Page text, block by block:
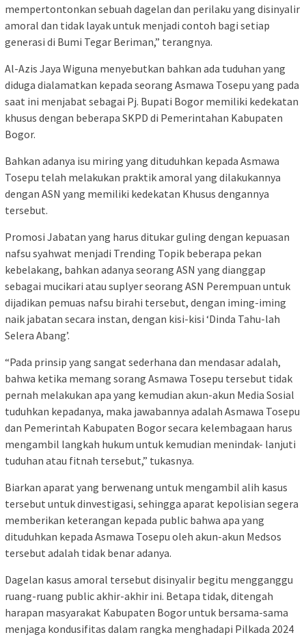
mempertontonkan sebuah dagelan dan perilaku yang disinyalir
amoral dan tidak layak untuk menjadi contoh bagi setiap
generasi di Bumi Tegar Beriman,” terangnya.
Al-Azis Jaya Wiguna menyebutkan bahkan ada tuduhan yang
diduga dialamatkan kepada seorang Asmawa Tosepu yang pada
saat ini menjabat sebagai Pj. Bupati Bogor memiliki kedekatan
khusus dengan beberapa SKPD di Pemerintahan Kabupaten
Bogor.
Bahkan adanya isu miring yang dituduhkan kepada Asmawa
Tosepu telah melakukan praktik amoral yang dilakukannya
dengan ASN yang memiliki kedekatan Khusus dengannya
tersebut.
Promosi Jabatan yang harus ditukar guling dengan kepuasan
nafsu syahwat menjadi Trending Topik beberapa pekan
kebelakang, bahkan adanya seorang ASN yang dianggap
sebagai mucikari atau suplyer seorang ASN Perempuan untuk
dijadikan pemuas nafsu birahi tersebut, dengan iming-iming
naik jabatan secara instan, dengan kisi-kisi ‘Dinda Tahu-lah
Selera Abang’.
“Pada prinsip yang sangat sederhana dan mendasar adalah,
bahwa ketika memang sorang Asmawa Tosepu tersebut tidak
pernah melakukan apa yang kemudian akun-akun Media Sosial
tuduhkan kepadanya, maka jawabannya adalah Asmawa Tosepu
dan Pemerintah Kabupaten Bogor secara kelembagaan harus
mengambil langkah hukum untuk kemudian menindak- lanjuti
tuduhan atau fitnah tersebut,” tukasnya.
Biarkan aparat yang berwenang untuk mengambil alih kasus
tersebut untuk dinvestigasi, sehingga aparat kepolisian segera
memberikan keterangan kepada public bahwa apa yang
dituduhkan kepada Asmawa Tosepu oleh akun-akun Medsos
tersebut adalah tidak benar adanya.
Dagelan kasus amoral tersebut disinyalir begitu mengganggu
ruang-ruang public akhir-akhir ini. Betapa tidak, ditengah
harapan masyarakat Kabupaten Bogor untuk bersama-sama
menjaga kondusifitas dalam rangka menghadapi Pilkada 2024